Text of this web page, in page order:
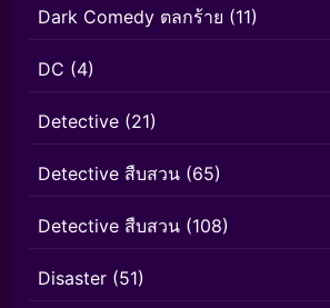
Dark Comedy ตลกร้าย (11)
DC (4)
Detective (21)
Detective สืบสวน (65)
Detective สืบสวน (108)
Disaster (51)